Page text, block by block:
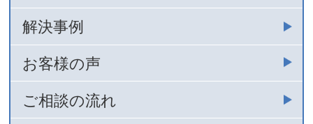
解決事例
お客様の声
ご相談の流れ